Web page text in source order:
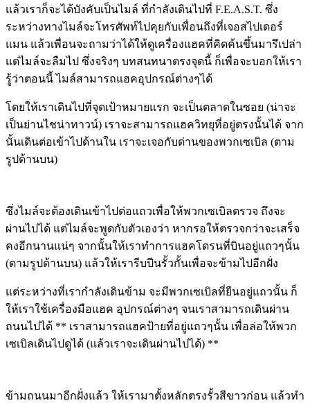
แล้วเราก็จะได้บังคับเป็นไมล์ ที่กำลังเดินไปที่ F.E.A.S.T. ซึ่ง
ระหว่างทางไมล์จะโทรศัพท์ไปคุยกับเพื่อนถึงที่เจอสไปเดอร์
แมน แล้วเพื่อนจะถามว่าได้ให้ดูเครื่องแฮคที่คิดค้นขึ้นมารึเปล่า
แต่ไมล์จะลืมไป ซึ่งจริงๆ บทสนทนาตรงจุดนี้ ก็เพื่อจะบอกให้เรา
รู้ว่าตอนนี้ ไมล์สามารถแฮคอุปกรณ์ต่างๆได้
โดยให้เราเดินไปที่จุดเป้าหมายแรก จะเป็นตลาดในซอย (น่าจะ
เป็นย่านไชน่าทาวน์) เราจะสามารถแฮควิทยุที่อยู่ตรงนั้นได้ จาก
นั้นเดินต่อเข้าไปด้านใน เราจะเจอกับด่านของพวกเซเบิล (ตาม
รูปด้านบน)
ซึ่งไมล์จะต้องเดินเข้าไปต่อแถวเพื่อให้พวกเซเบิลตรวจ ถึงจะ
ผ่านไปได้ แต่ไมล์จะพูดกับตัวเองว่า หากรอให้ตรวจกว่าจะเสร็จ
คงอีกนานแน่ๆ จากนั้นให้เราทำการแฮคโดรนที่บินอยู่แถวๆนั้น
(ตามรูปด้านบน) แล้วให้เรารีบปีนรั้วกั้นเพื่อจะข้ามไปอีกฝั่ง
แต่ระหว่างที่เรากำลังเดินข้าม จะมีพวกเซเบิลที่ยืนอยู่แถวนั้น ก็
ให้เราใช้เครื่องมือแฮค อุปกรณ์ต่างๆ จนเราสามารถเดินผ่าน
ถนนไปได้ ** เราสามารถแฮคป้ายที่อยู่แถวๆนั้น เพื่อล่อให้พวก
เซเบิลเดินไปดูได้ (แล้วเราจะเดินผ่านไปได้) **
ข้ามถนนมาอีกฝั่งแล้ว ให้เรามาตั้งหลักตรงรั้วสีขาวก่อน แล้วทำ